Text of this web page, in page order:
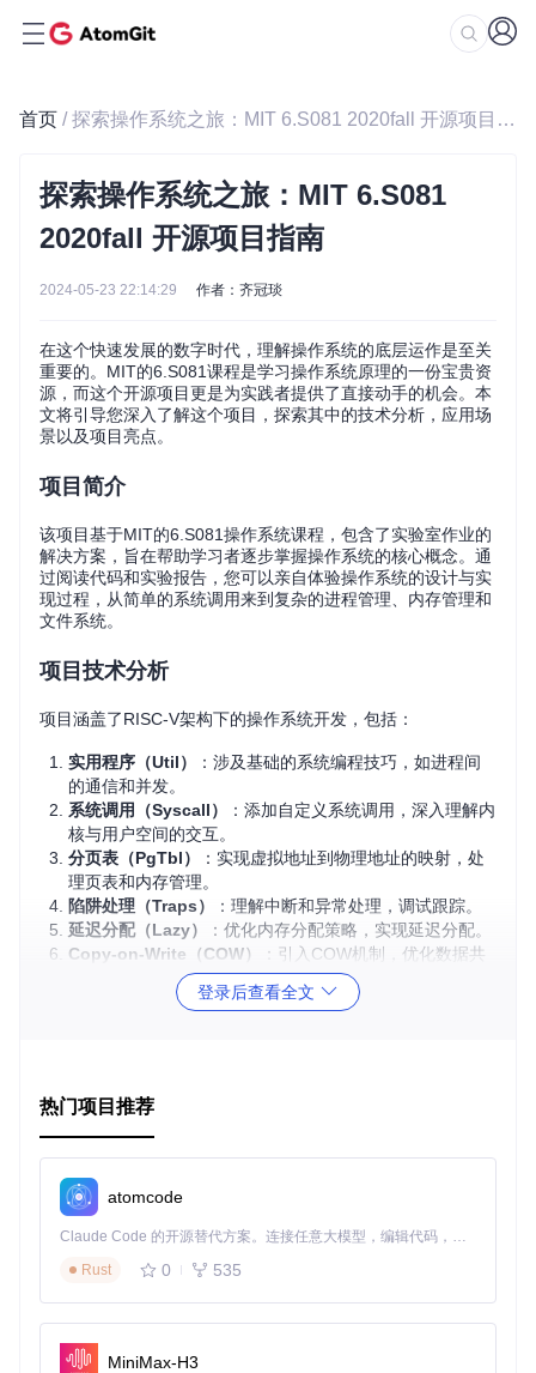
首页 / 探索操作系统之旅：MIT 6.S081 2020fall 开源项目指南
探索操作系统之旅：MIT 6.S081
2020fall 开源项目指南
2024-05-23 22:14:29 作者：齐冠琰
在这个快速发展的数字时代，理解操作系统的底层运作是至关
重要的。MIT的6.S081课程是学习操作系统原理的一份宝贵资
源，而这个开源项目更是为实践者提供了直接动手的机会。本
文将引导您深入了解这个项目，探索其中的技术分析，应用场
景以及项目亮点。
项目简介
该项目基于MIT的6.S081操作系统课程，包含了实验室作业的
解决方案，旨在帮助学习者逐步掌握操作系统的核心概念。通
过阅读代码和实验报告，您可以亲自体验操作系统的设计与实
现过程，从简单的系统调用来到复杂的进程管理、内存管理和
文件系统。
项目技术分析
项目涵盖了RISC-V架构下的操作系统开发，包括：
实用程序（Util）
：涉及基础的系统编程技巧，如进程间
的通信和并发。
系统调用（Syscall）
：添加自定义系统调用，深入理解内
核与用户空间的交互。
分页表（PgTbl）
：实现虚拟地址到物理地址的映射，处
理页表和内存管理。
陷阱处理（Traps）
：理解中断和异常处理，调试跟踪。
延迟分配（Lazy）
：优化内存分配策略，实现延迟分配。
Copy-on-Write（COW）
：引入COW机制，优化数据共
多线程（Thread）：构建轻量级线程系统，提高并发性
内存映射（Mmap）
灵活性。
每个部分都有详细的实验报告和提示，适合初学者逐步上手。
应用场景
这些技术在现代计算机系统中无处不在。例如，学习如何创建
系统调用对于编写高效软件至关重要；分页表管理则影响着内
存的使用效率；理解和实现在多线程环境中的同步可以避免数
据竞争问题；文件系统的学习能助您设计可靠的数据存储解决
方案。
登录后查看全文
热门项目推荐
atomcode
Claude Code 的开源替代方案。连接任意大模型，编辑代码，运行命令，自动验证 — 全自动执行。用 Rust 构建，极致性能。 ｜ An open-source alternative to Claude Code. Connect any LLM, edit code, run commands, and verify changes — autonomously. Built in Rust for speed. Get Started
Rust
0 535
MiniMax-H3